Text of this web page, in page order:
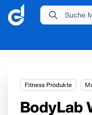
Fitness Produkte
BodyLab